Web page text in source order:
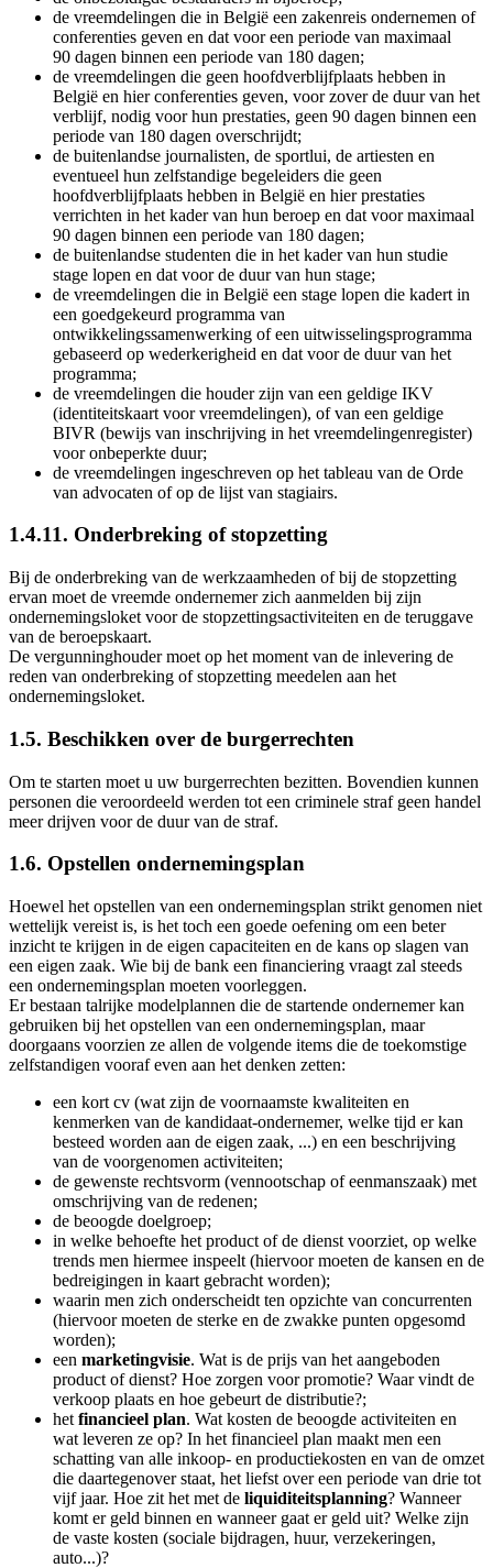
de vreemdelingen die in België een zakenreis ondernemen of
conferenties geven en dat voor een periode van maximaal
90 dagen binnen een periode van 180 dagen;
de vreemdelingen die geen hoofdverblijfplaats hebben in
België en hier conferenties geven, voor zover de duur van het
verblijf, nodig voor hun prestaties, geen 90 dagen binnen een
periode van 180 dagen overschrijdt;
de buitenlandse journalisten, de sportlui, de artiesten en
eventueel hun zelfstandige begeleiders die geen
hoofdverblijfplaats hebben in België en hier prestaties
verrichten in het kader van hun beroep en dat voor maximaal
90 dagen binnen een periode van 180 dagen;
de buitenlandse studenten die in het kader van hun studie
stage lopen en dat voor de duur van hun stage;
de vreemdelingen die in België een stage lopen die kadert in
een goedgekeurd programma van
ontwikkelingssamenwerking of een uitwisselingsprogramma
gebaseerd op wederkerigheid en dat voor de duur van het
programma;
de vreemdelingen die houder zijn van een geldige IKV
(identiteitskaart voor vreemdelingen), of van een geldige
BIVR (bewijs van inschrijving in het vreemdelingenregister)
voor onbeperkte duur;
de vreemdelingen ingeschreven op het tableau van de Orde
van advocaten of op de lijst van stagiairs.
1.4.11. Onderbreking of stopzetting
Bij de onderbreking van de werkzaamheden of bij de stopzetting
ervan moet de vreemde ondernemer zich aanmelden bij zijn
ondernemingsloket voor de stopzettingsactiviteiten en de teruggave
van de beroepskaart.
De vergunninghouder moet op het moment van de inlevering de
reden van onderbreking of stopzetting meedelen aan het
ondernemingsloket.
1.5. Beschikken over de burgerrechten
Om te starten moet u uw burgerrechten bezitten. Bovendien kunnen
personen die veroordeeld werden tot een criminele straf geen handel
meer drijven voor de duur van de straf.
1.6. Opstellen ondernemingsplan
Hoewel het opstellen van een ondernemingsplan strikt genomen niet
wettelijk vereist is, is het toch een goede oefening om een beter
inzicht te krijgen in de eigen capaciteiten en de kans op slagen van
een eigen zaak. Wie bij de bank een financiering vraagt zal steeds
een ondernemingsplan moeten voorleggen.
Er bestaan talrijke modelplannen die de startende ondernemer kan
gebruiken bij het opstellen van een ondernemingsplan, maar
doorgaans voorzien ze allen de volgende items die de toekomstige
zelfstandigen vooraf even aan het denken zetten:
een kort cv (wat zijn de voornaamste kwaliteiten en
kenmerken van de kandidaat-ondernemer, welke tijd er kan
besteed worden aan de eigen zaak, ...) en een beschrijving
van de voorgenomen activiteiten;
de gewenste rechtsvorm (vennootschap of eenmanszaak) met
omschrijving van de redenen;
de beoogde doelgroep;
in welke behoefte het product of de dienst voorziet, op welke
trends men hiermee inspeelt (hiervoor moeten de kansen en de
bedreigingen in kaart gebracht worden);
waarin men zich onderscheidt ten opzichte van concurrenten
(hiervoor moeten de sterke en de zwakke punten opgesomd
worden);
een marketingvisie. Wat is de prijs van het aangeboden
product of dienst? Hoe zorgen voor promotie? Waar vindt de
verkoop plaats en hoe gebeurt de distributie?;
het financieel plan. Wat kosten de beoogde activiteiten en
wat leveren ze op? In het financieel plan maakt men een
schatting van alle inkoop- en productiekosten en van de omzet
die daartegenover staat, het liefst over een periode van drie tot
vijf jaar. Hoe zit het met de liquiditeitsplanning? Wanneer
komt er geld binnen en wanneer gaat er geld uit? Welke zijn
de vaste kosten (sociale bijdragen, huur, verzekeringen,
auto...)?